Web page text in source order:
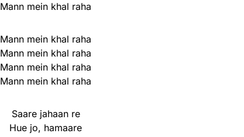
Mann mein khal raha
Mann mein khal raha
Mann mein khal raha
Mann mein khal raha
Mann mein khal raha
Saare jahaan re
Hue jo, hamaare